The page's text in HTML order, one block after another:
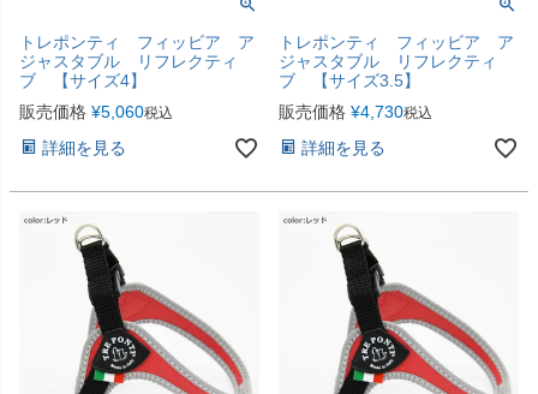
トレポンティ フィッビア ア
ジャスタブル リフレクティ
ブ 【サイズ4】
販売価格 ¥5,060税込
詳細を見る
トレポンティ フィッビア ア
ジャスタブル リフレクティ
ブ 【サイズ3.5】
販売価格 ¥4,730税込
詳細を見る